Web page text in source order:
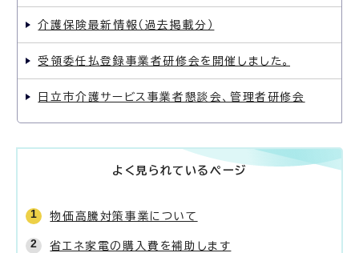
介護保険最新情報（過去掲載分）
受領委任払登録事業者研修会を開催しました。
日立市介護サービス事業者懇談会、管理者研修会
よく見られているページ
物価高騰対策事業について
省エネ家電の購入費を補助します